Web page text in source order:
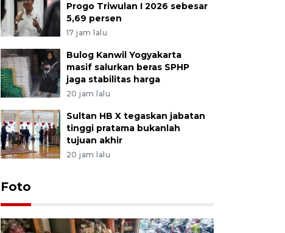
Progo Triwulan I 2026 sebesar
5,69 persen
17 jam lalu
Bulog Kanwil Yogyakarta
masif salurkan beras SPHP
jaga stabilitas harga
20 jam lalu
Sultan HB X tegaskan jabatan
tinggi pratama bukanlah
tujuan akhir
20 jam lalu
Foto